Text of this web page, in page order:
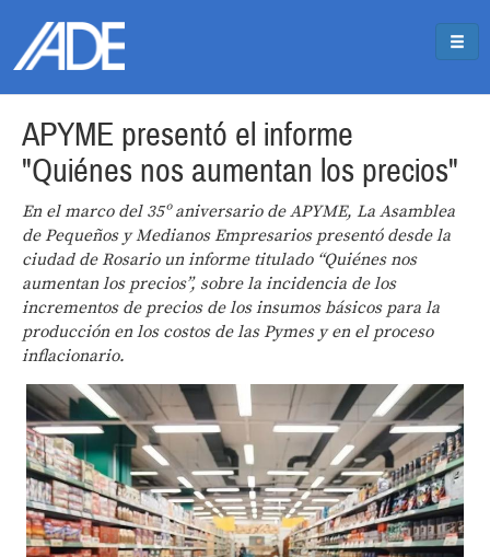
APYME presentó el informe
"Quiénes nos aumentan los precios"
En el marco del 35º aniversario de APYME, La Asamblea
de Pequeños y Medianos Empresarios presentó desde la
ciudad de Rosario un informe titulado “Quiénes nos
aumentan los precios”, sobre la incidencia de los
incrementos de precios de los insumos básicos para la
producción en los costos de las Pymes y en el proceso
inflacionario.